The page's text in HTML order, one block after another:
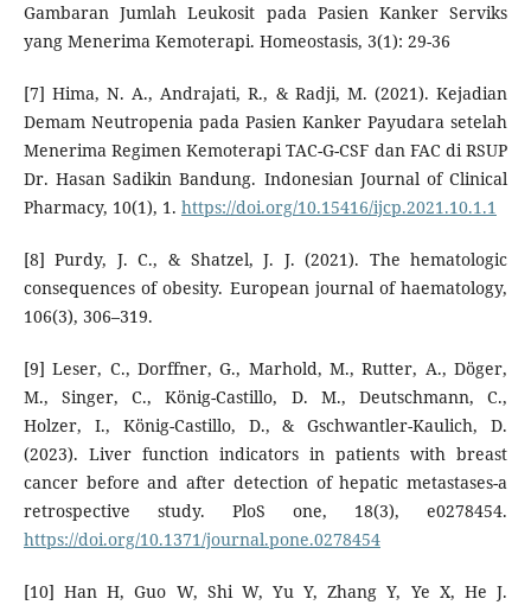
Gambaran Jumlah Leukosit pada Pasien Kanker Serviks
yang Menerima Kemoterapi. Homeostasis, 3(1): 29-36
[7] Hima, N. A., Andrajati, R., & Radji, M. (2021). Kejadian
Demam Neutropenia pada Pasien Kanker Payudara setelah
Menerima Regimen Kemoterapi TAC-G-CSF dan FAC di RSUP
Dr. Hasan Sadikin Bandung. Indonesian Journal of Clinical
Pharmacy, 10(1), 1. https://doi.org/10.15416/ijcp.2021.10.1.1
[8] Purdy, J. C., & Shatzel, J. J. (2021). The hematologic
consequences of obesity. European journal of haematology,
106(3), 306–319.
[9] Leser, C., Dorffner, G., Marhold, M., Rutter, A., Döger,
M., Singer, C., König-Castillo, D. M., Deutschmann, C.,
Holzer, I., König-Castillo, D., & Gschwantler-Kaulich, D.
(2023). Liver function indicators in patients with breast
cancer before and after detection of hepatic metastases-a
retrospective study. PloS one, 18(3), e0278454.
https://doi.org/10.1371/journal.pone.0278454
[10] Han H, Guo W, Shi W, Yu Y, Zhang Y, Ye X, He J.